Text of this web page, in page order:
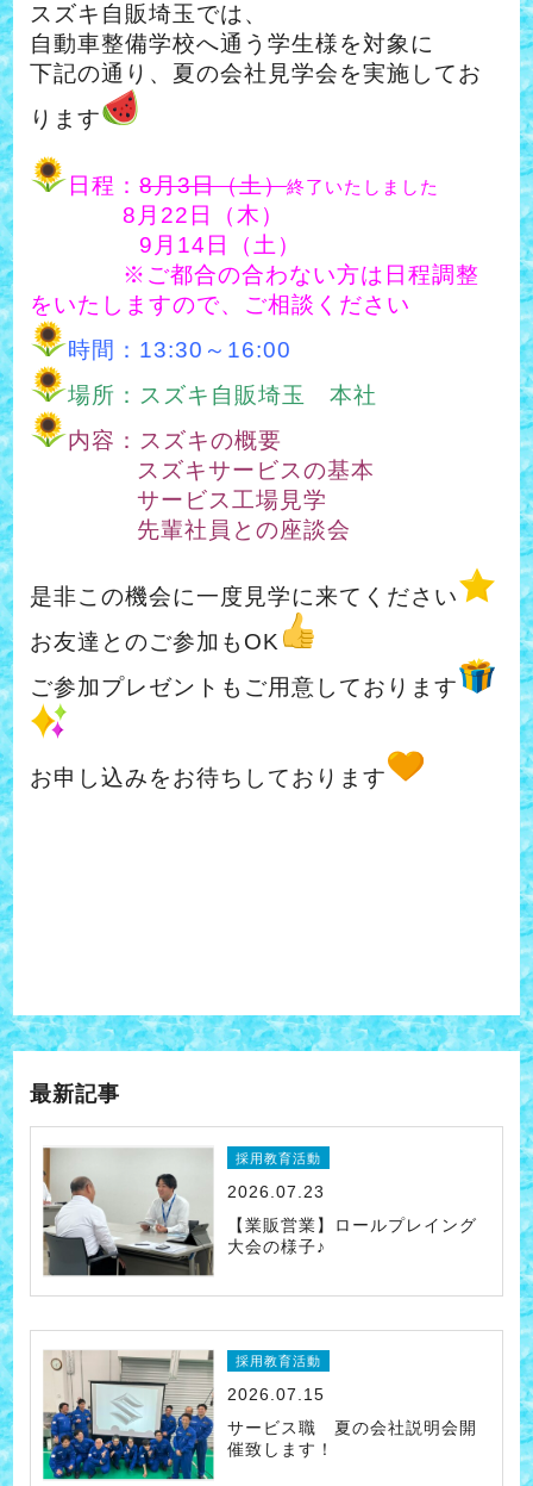
スズキ自販埼玉では、
自動車整備学校へ通う学生様を対象に
下記の通り、夏の会社見学会を実施してお
ります
日程：8月3日（土）終了いたしました
8月22日（木）
9月14日（土）
※ご都合の合わない方は日程調整
をいたしますので、ご相談ください
時間：13:30～16:00
場所：スズキ自販埼玉 本社
内容：スズキの概要
スズキサービスの基本
サービス工場見学
先輩社員との座談会
是非この機会に一度見学に来てください
お友達とのご参加もOK
ご参加プレゼントもご用意しております
お申し込みをお待ちしております
最新記事
採用教育活動
2026.07.23
【業販営業】ロールプレイング
大会の様子♪
採用教育活動
2026.07.15
サービス職 夏の会社説明会開
催致します！